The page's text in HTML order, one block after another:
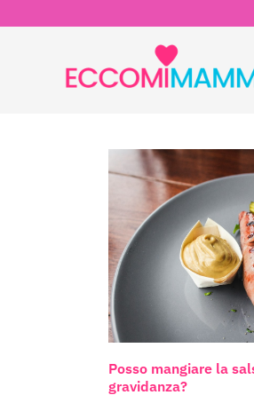
Posso mangiare la
gravidanza?